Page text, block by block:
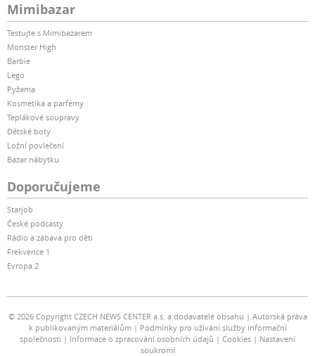
Mimibazar
Testujte s Mimibazarem
Monster High
Barbie
Lego
Pyžama
Kosmetika a parfémy
Teplákové soupravy
Dětské boty
Ložní povlečení
Bazar nábytku
Doporučujeme
Starjob
České podcasty
Rádio a zábava pro děti
Frekvence 1
Evropa 2
© 2026 Copyright CZECH NEWS CENTER a.s. a dodavatelé obsahu
Autorská práva
k publikovaným materiálům
Podmínky pro užívání služby informační
společnosti
Informace o zpracování osobních údajů Cookies
Nastavení
soukromí